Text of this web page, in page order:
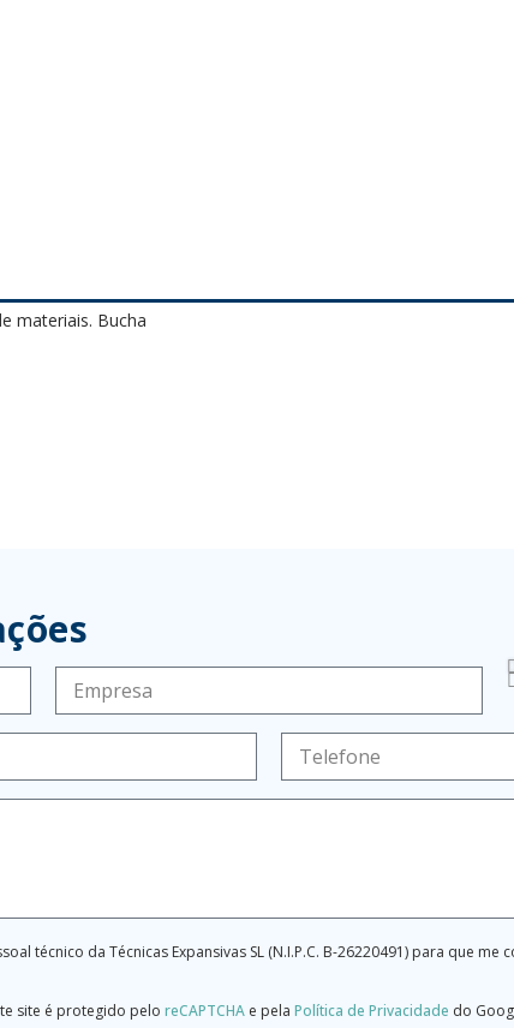
materiais. Bucha
técnico da Técnicas Expansivas SL (N.I.P.C. B-26220491) para que
site é protegido pelo reCAPTCHA e pela Política de Privacidade do